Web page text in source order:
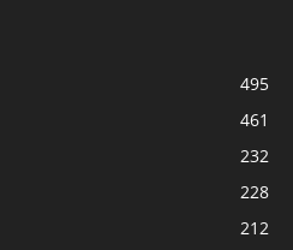
495
461
232
228
212